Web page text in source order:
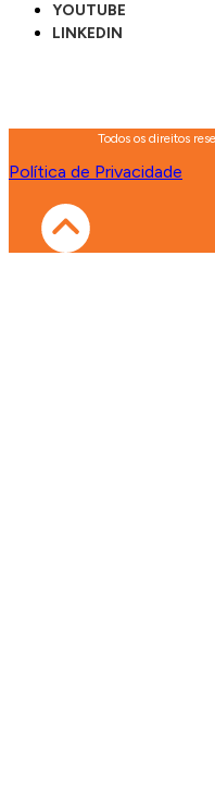
YOUTUBE
LINKEDIN
Todos os direitos
Política de Privacidade